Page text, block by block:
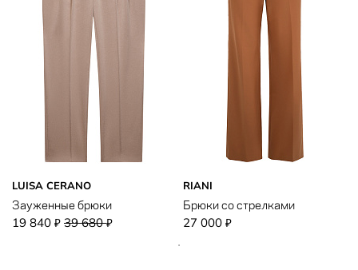
LUISA CERANO
Зауженные брюки
19 840 ₽ 39 680₽
RIANI
Брюки со стрелками
27 000 ₽